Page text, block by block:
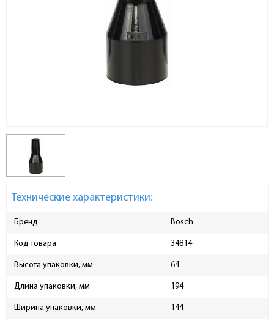
Технические характеристики:
Бренд Bosch
Код товара 34814
Высота упаковки, мм 64
Длина упаковки, мм 194
Ширина упаковки, мм 144